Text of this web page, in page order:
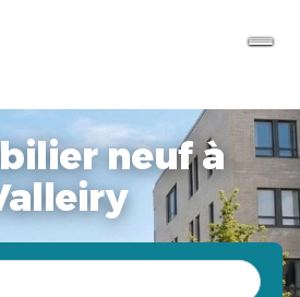
neuf à